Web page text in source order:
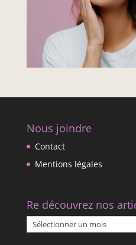
Nous joindre
Contact
Mentions légales
Re découvrez nos
Re
découvrez